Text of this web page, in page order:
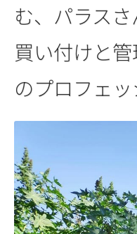
む、パラス
買い付けと
のプロフェッ